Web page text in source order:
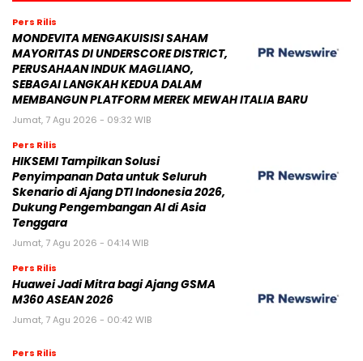
Pers Rilis
MONDEVITA MENGAKUISISI SAHAM
MAYORITAS DI UNDERSCORE DISTRICT,
PERUSAHAAN INDUK MAGLIANO,
SEBAGAI LANGKAH KEDUA DALAM
MEMBANGUN PLATFORM MEREK MEWAH ITALIA BARU
Jumat, 7 Agu 2026 - 09:32 WIB
Pers Rilis
HIKSEMI Tampilkan Solusi
Penyimpanan Data untuk Seluruh
Skenario di Ajang DTI Indonesia 2026,
Dukung Pengembangan AI di Asia
Tenggara
Jumat, 7 Agu 2026 - 04:14 WIB
Pers Rilis
Huawei Jadi Mitra bagi Ajang GSMA
M360 ASEAN 2026
Jumat, 7 Agu 2026 - 00:42 WIB
Pers Rilis